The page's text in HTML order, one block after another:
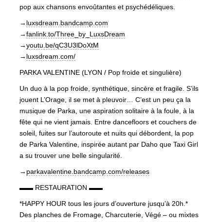
pop aux chansons envoûtantes et psychédéliques.
→ luxsdream.bandcamp.com
→fanlink.to/Three_by_LuxsDream
→youtu.be/qC3U3lDoXtM
→ luxsdream.com/
PARKA VALENTINE (LYON / Pop froide et singulière)
Un duo à la pop froide, synthétique, sincère et fragile. S’ils
jouent L’Orage, il se met à pleuvoir… C’est un peu ça la
musique de Parka, une aspiration solitaire à la foule, à la
fête qui ne vient jamais. Entre dancefloors et couchers de
soleil, fuites sur l’autoroute et nuits qui débordent, la pop
de Parka Valentine, inspirée autant par Daho que Taxi Girl
a su trouver une belle singularité.
→ parkavalentine.bandcamp.com/releases
▬▬ RESTAURATION ▬▬
*HAPPY HOUR tous les jours d’ouverture jusqu’à 20h.*
Des planches de Fromage, Charcuterie, Végé – ou mixtes